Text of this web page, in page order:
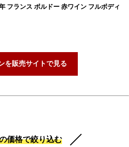
フランス ボルドー 赤ワイン フルボディ
を販売サイトで見る
価格で絞り込む